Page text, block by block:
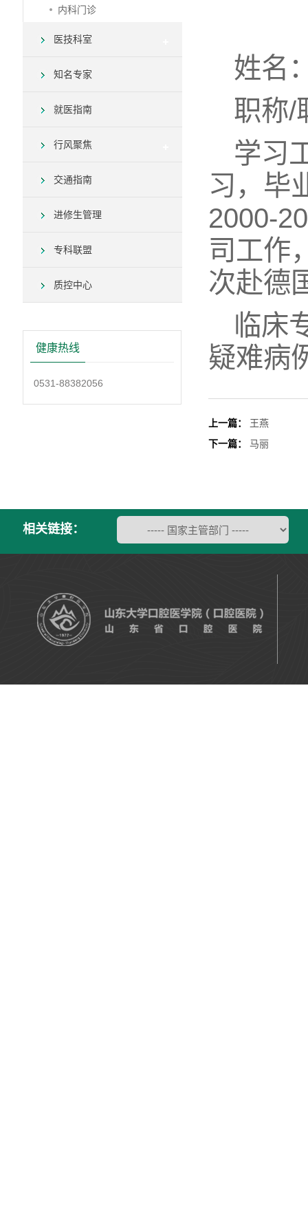
内科门诊
医技科室
知名专家
就医指南
行风聚焦
交通指南
进修生管理
专科联盟
质控中心
健康热线
0531-88382056
姓名
职称/
学习
习，毕
2000-
司工作
次赴德
临床
疑难病
上一篇：
王燕
下一篇：
马丽
相关链接：